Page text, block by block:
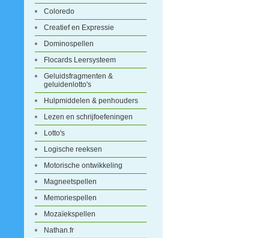
Coloredo
Creatief en Expressie
Dominospellen
Flocards Leersysteem
Geluidsfragmenten &
geluidenlotto's
Hulpmiddelen & penhouders
Lezen en schrijfoefeningen
Lotto's
Logische reeksen
Motorische ontwikkeling
Magneetspellen
Memoriespellen
Mozaïekspellen
Nathan.fr